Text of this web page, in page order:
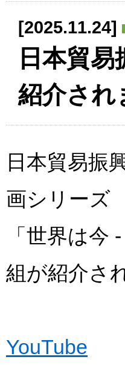
[2025.11.24]
日本貿
紹介され
日本貿易振
画シリーズ
「世界は
組が紹介さ
YouTube